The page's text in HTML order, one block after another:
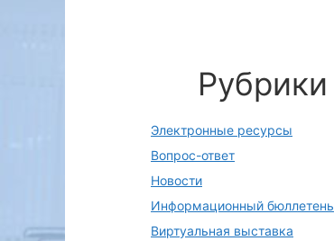
Рубрики
Электронные ресурсы
Вопрос-ответ
Новости
Информационный бюллетень
Виртуальная выставка